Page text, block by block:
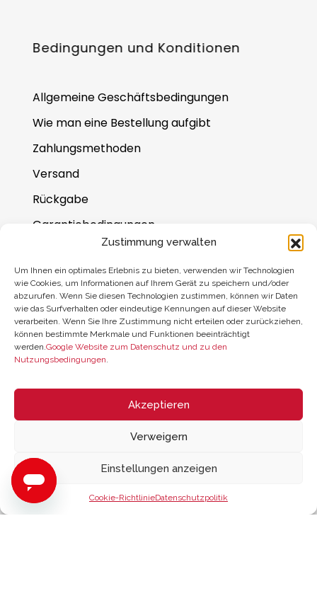
Zustimmung verwalten
Um Ihnen ein optimales Erlebnis zu bieten, verwenden wir Technologien
wie Cookies, um Informationen auf Ihrem Gerät zu speichern und/oder
abzurufen. Wenn Sie diesen Technologien zustimmen, können wir Daten
wie das Surfverhalten oder eindeutige Kennungen auf dieser Website
verarbeiten. Wenn Sie Ihre Zustimmung nicht erteilen oder zurückziehen,
können bestimmte Merkmale und Funktionen beeinträchtigt
werden.Google Website zum Datenschutz und zu den
Nutzungsbedingungen.
Akzeptieren
Verweigern
Einstellungen anzeigen
Cookie-RichtlinieDatenschutzpolitik
Bedingungen und Konditionen
Allgemeine Geschäftsbedingungen
Wie man eine Bestellung aufgibt
Zahlungsmethoden
Versand
Rückgabe
Garantiebedingungen
Häufig gestellte Fragen
Unser Kundenservice
Hilfe
Vorschläge
Saldo der Geschenkkarte